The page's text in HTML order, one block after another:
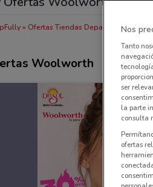
Ofertas Tiendas Departamentales
Woolworth
Nos
Tanto
ser
la parte
consulta
ofertas